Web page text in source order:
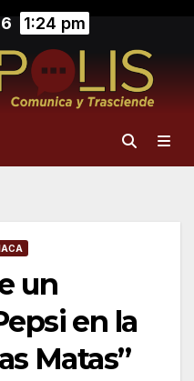
1:24 pm
un
en la
Matas”